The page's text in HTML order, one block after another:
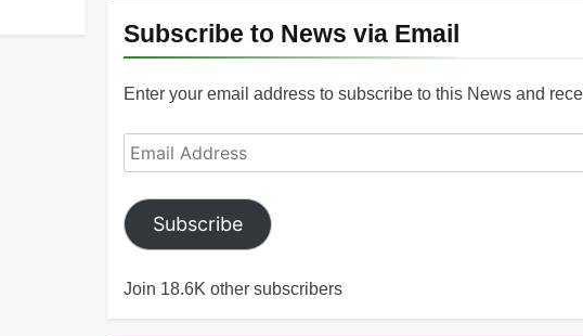
Subscribe to News via Email
Enter your email address to subscribe to this News and
Email
Address
Subscribe
Join 18.6K other subscribers